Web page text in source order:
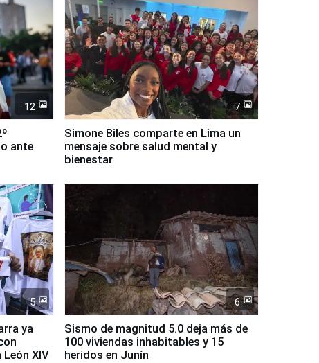
12
ante
7
Simone Biles comparte en Lima un
mensaje sobre salud mental y
bienestar
5
ya
XIV
6
Sismo de magnitud 5.0 deja más de
100 viviendas inhabitables y 15
heridos en Junín